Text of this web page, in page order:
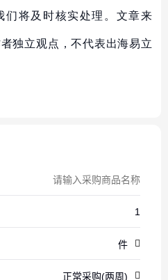
们将及时核实处理。文章来
独立观点，不代表出海易立